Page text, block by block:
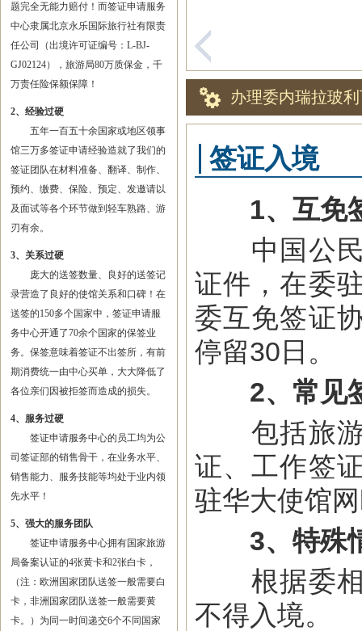
题完全无能力赔付！而签证申请服务
中心隶属北京永乐国际旅行社有限责
任公司（出境许可证编号：L-BJ-
GJ02124），旅游局80万质保金，千
万责任险保额保障！
2、经验过硬
五年一百五十余国家或地区领事
馆三万多签证申请经验造就了我们的
签证团队在材料准备、翻译、制作、
预约、缴费、保险、预定、发邀请以
及面试等各个环节做到轻车熟路、游
刃有余。
3、关系过硬
庞大的送签数量、良好的送签记
录营造了良好的使馆关系和口碑！在
送签的150多个国家中，签证申请服
务中心开通了70余个国家的保签业
务。保签意味着签证不出签所，有前
期消费统一由中心买单，大大降低了
各位亲们因被拒签而造成的损失。
4、服务过硬
签证申请服务中心的员工均为公
司签证部的销售骨干，在业务水平、
销售能力、服务技能等均处于业内领
先水平！
5、强大的服务团队
签证申请服务中心拥有国家旅游
局备案认证的4张黄卡和2张白卡，
（注：欧洲国家团队送签一般需要白
卡，非洲国家团队送签一般需要黄
卡。）为同一时间递交6个不同国家
办理委内瑞拉玻
签证入境
1、互免
中国公民
证件，在委
委互免签证
停留30日。
2、常见
包括旅游
证、工作签
驻华大使馆
3、特殊
根据委相
不得入境。